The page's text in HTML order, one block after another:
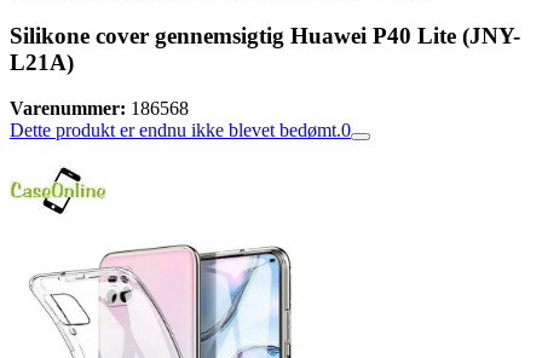
Silikone cover gennemsigtig Huawei P40 Lite (JNY-
L21A)
Varenummer: 186568
Dette produkt er endnu ikke blevet bedømt.0